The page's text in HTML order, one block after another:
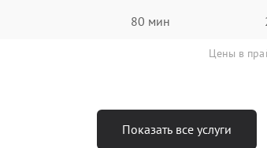
80 мин
Цены в
Показать все услуги